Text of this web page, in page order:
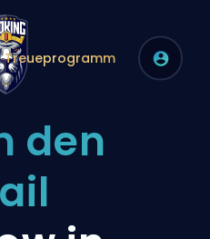
Treueprogramm
den